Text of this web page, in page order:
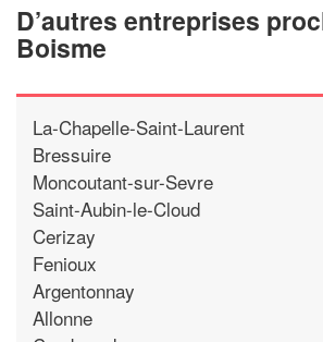
D’autres entreprises
Boisme
La-Chapelle-Saint-Laurent
Bressuire
Moncoutant-sur-Sevre
Saint-Aubin-le-Cloud
Cerizay
Fenioux
Argentonnay
Allonne